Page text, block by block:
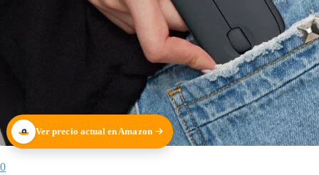
Ver precio actual en Amazon
0